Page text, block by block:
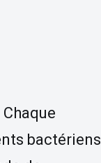
bactériens